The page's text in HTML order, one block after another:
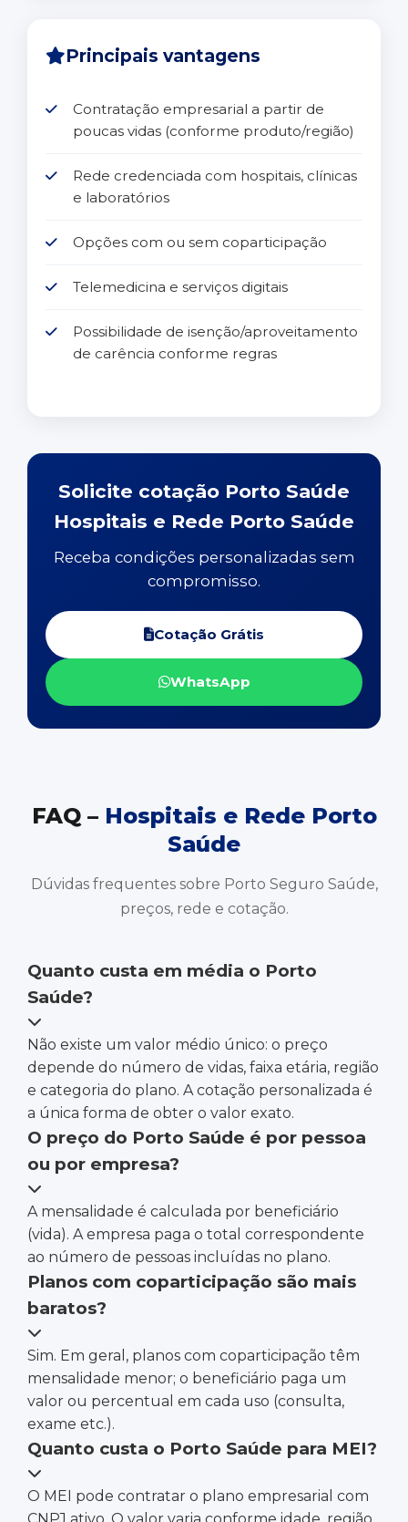
Principais vantagens
Contratação empresarial a partir de
poucas vidas (conforme produto/região)
Rede credenciada com hospitais, clínicas
e laboratórios
Opções com ou sem coparticipação
Telemedicina e serviços digitais
Possibilidade de isenção/aproveitamento
de carência conforme regras
Solicite cotação Porto Saúde
Hospitais e Rede Porto Saúde
Receba condições personalizadas sem
compromisso.
Cotação Grátis
WhatsApp
FAQ – Hospitais e Rede Porto
Saúde
Dúvidas frequentes sobre Porto Seguro Saúde,
preços, rede e cotação.
Quanto custa em média o Porto
Saúde?
Não existe um valor médio único: o preço
depende do número de vidas, faixa etária, região
e categoria do plano. A cotação personalizada é
a única forma de obter o valor exato.
O preço do Porto Saúde é por pessoa
ou por empresa?
A mensalidade é calculada por beneficiário
(vida). A empresa paga o total correspondente
ao número de pessoas incluídas no plano.
Planos com coparticipação são mais
baratos?
Sim. Em geral, planos com coparticipação têm
mensalidade menor; o beneficiário paga um
valor ou percentual em cada uso (consulta,
exame etc.).
Quanto custa o Porto Saúde para MEI?
O MEI pode contratar o plano empresarial com
CNPJ ativo. O valor varia conforme idade, região